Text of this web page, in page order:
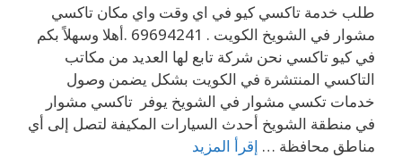
طلب خدمة تاكسي كيو في اي وقت واي مكان تاكسي
مشوار في الشويخ الكويت . 69694241 .أهلا وسهلاً بكم
في كيو تاكسي نحن شركة تابع لها العديد من مكاتب
التاكسي المنتشرة في الكويت بشكل يضمن وصول
خدمات تكسي مشوار في الشويخ يوفر تاكسي مشوار
في منطقة الشويخ أحدث السيارات المكيفة لتصل إلى أي
مناطق محافظة … إقرأ المزيد